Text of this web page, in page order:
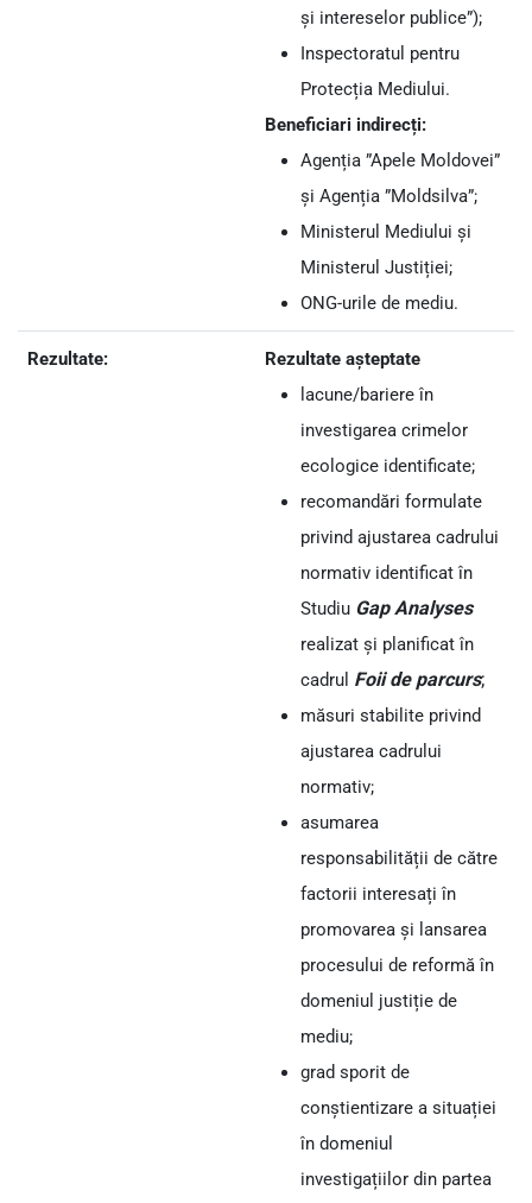
și intereselor publice”);
Inspectoratul pentru
Protecția Mediului.
Beneficiari indirecți:
Agenția ”Apele Moldovei”
și Agenția ”Moldsilva”;
Ministerul Mediului și
Ministerul Justiției;
ONG-urile de mediu.
Rezultate:
Rezultate așteptate
lacune/bariere în
investigarea crimelor
ecologice identificate;
recomandări formulate
privind ajustarea cadrului
normativ identificat în
Studiu Gap Analyses
realizat și planificat în
cadrul Foii de parcurs;
măsuri stabilite privind
ajustarea cadrului
normativ;
asumarea
responsabilității de către
factorii interesați în
promovarea și lansarea
procesului de reformă în
domeniul justiție de
mediu;
grad sporit de
conștientizare a situației
în domeniul
investigațiilor din partea